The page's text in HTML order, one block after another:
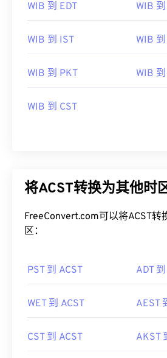
WIB 到 EDT WIB
WIB 到 IST WIB
WIB 到 PKT WIB
WIB 到 CST
将ACST转换为其他时
FreeConvert.com可以将ACST转
区：
PST 到 ACST ADT
WET 到 ACST AEST
CST 到 ACST AKST